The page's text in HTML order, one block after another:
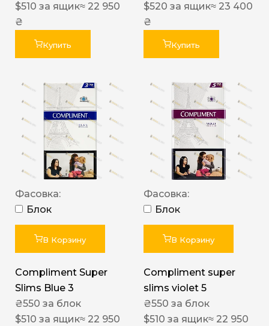
$510 за ящик≈ 22 950
₴
Купить
$520 за ящик≈ 23 400
₴
Купить
Фасовка:
Блок
В Корзину
Compliment Super
Slims Blue 3
₴550 за блок
$510 за ящик≈ 22 950
Фасовка:
Блок
В Корзину
Compliment super
slims violet 5
₴550 за блок
$510 за ящик≈ 22 950